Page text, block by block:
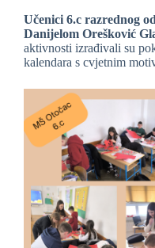
Učenici 6.c razrednog
Danijelom Orešković
aktivnosti izrađivali su
kalendara s cvjetnim